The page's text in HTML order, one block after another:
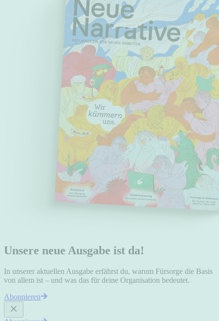
Unsere neue Ausgabe ist da!
In unserer aktuellen Ausgabe erfährst du, warum Fürsorge die Basis
von allem ist – und was das für deine Organisation bedeutet.
Abonnieren